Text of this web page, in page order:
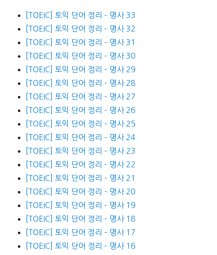
[TOEIC] 토익 단어 정리 – 명사 33
[TOEIC] 토익 단어 정리 – 명사 32
[TOEIC] 토익 단어 정리 – 명사 31
[TOEIC] 토익 단어 정리 – 명사 30
[TOEIC] 토익 단어 정리 – 명사 29
[TOEIC] 토익 단어 정리 – 명사 28
[TOEIC] 토익 단어 정리 – 명사 27
[TOEIC] 토익 단어 정리 – 명사 26
[TOEIC] 토익 단어 정리 – 명사 25
[TOEIC] 토익 단어 정리 – 명사 24
[TOEIC] 토익 단어 정리 – 명사 23
[TOEIC] 토익 단어 정리 – 명사 22
[TOEIC] 토익 단어 정리 – 명사 21
[TOEIC] 토익 단어 정리 – 명사 20
[TOEIC] 토익 단어 정리 – 명사 19
[TOEIC] 토익 단어 정리 – 명사 18
[TOEIC] 토익 단어 정리 – 명사 17
[TOEIC] 토익 단어 정리 – 명사 16